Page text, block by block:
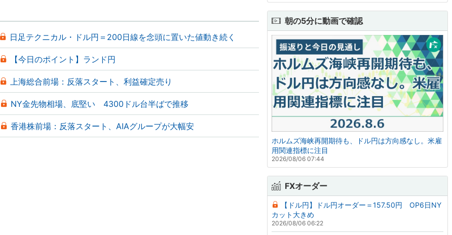
日足テクニカル・ドル円＝200日線を念頭に置いた値動き続く
【今日のポイント】ランド円
上海総合前場：反落スタート、利益確定売り
NY金先物相場、底堅い 4300ドル台半ばで推移
香港株前場：反落スタート、AIAグループが大幅安
朝の5分に動画で確認
ホルムズ海峡再開期待も、ドル円は方向感なし。米雇
用関連指標に注目
2026/08/06 07:44
FXオーダー
【ドル円】ドル円オーダー＝157.50円 OP6日NY
カット大きめ
2026/08/06 06:22